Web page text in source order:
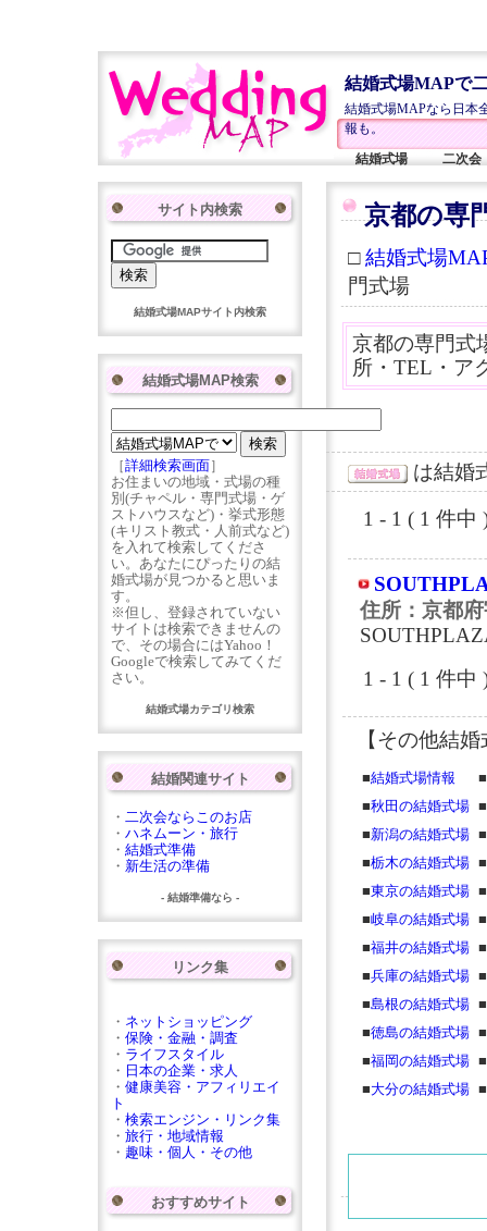
結婚式場MAPで
結婚式場MAPなら日本
報も。
結婚式場
二次会
京都の専
□結婚式場
門式場
京都の専門式
所・TEL・ア
は結婚
1 - 1 ( 1 件中
住所：京都
1 - 1 ( 1 件中
【その他結
■結婚式場情報
■
■秋田の結婚式場 ■
■新潟の結婚式場 ■
■栃木の結婚式場 ■
■東京の結婚式場 ■
■岐阜の結婚式場 ■
■福井の結婚式場 ■
■兵庫の結婚式場 ■
■島根の結婚式場 ■
■徳島の結婚式場 ■
■福岡の結婚式場 ■
■大分の結婚式場 ■
サイト内検索
結婚式場MAPサイト内検索
結婚式場MAP検索
［詳細検索画面］
お住まいの地域・式場の種
別(チャペル・専門式場・ゲ
ストハウスなど)・挙式形態
(キリスト教式・人前式など)
を入れて検索してくださ
い。あなたにぴったりの結
婚式場が見つかると思いま
す。
※但し、登録されていない
サイトは検索できませんの
で、その場合にはYahoo！
Googleで検索してみてくだ
さい。
結婚式場カテゴリ検索
結婚関連サイト
・ 二次会ならこのお店
・ ハネムーン・旅行
・ 結婚式準備
・ 新生活の準備
- 結婚準備なら -
リンク集
・ ネットショッピング
・ 保険・金融・調査
・ ライフスタイル
・ 日本の企業・求人
・ 健康美容・アフィリエイ
ト
・ 検索エンジン・リンク集
・ 旅行・地域情報
・ 趣味・個人・その他
おすすめサイト